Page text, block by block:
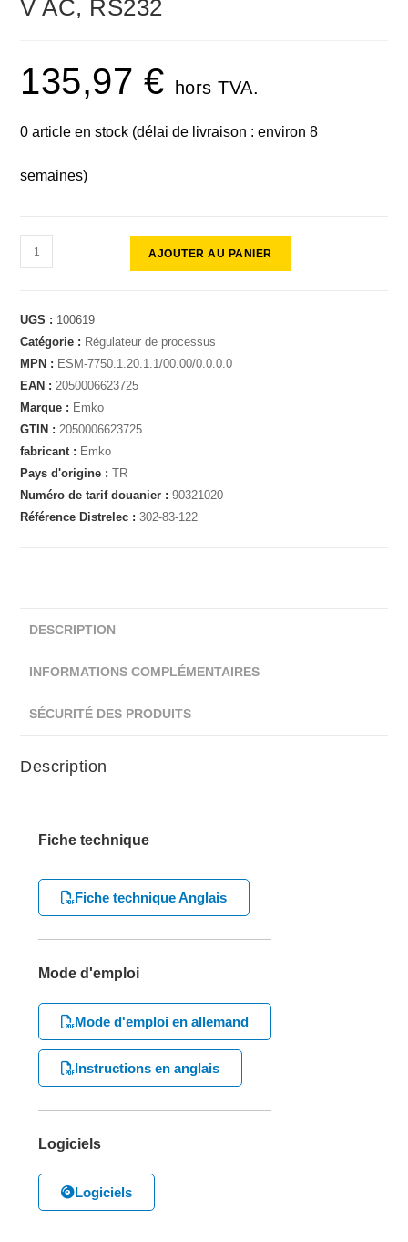
V AC, RS232
135,97 € hors TVA.
0 article en stock (délai de livraison : environ 8
semaines)
AJOUTER AU PANIER
UGS : 100619
Catégorie : Régulateur de processus
MPN : ESM-7750.1.20.1.1/00.00/0.0.0.0
EAN :2050006623725
Marque : Emko
GTIN :2050006623725
fabricant : Emko
Pays d'origine :TR
Numéro de tarif douanier :90321020
Référence Distrelec :302-83-122
DESCRIPTION
INFORMATIONS COMPLÉMENTAIRES
SÉCURITÉ DES PRODUITS
Description
Fiche technique
Fiche technique Anglais
Mode d'emploi
Mode d'emploi en allemand
Instructions en anglais
Logiciels
Logiciels